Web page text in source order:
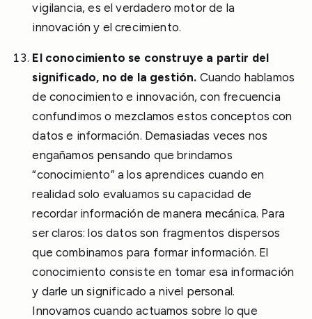
vigilancia, es el verdadero motor de la
innovación y el crecimiento.
El conocimiento se construye a partir del
significado, no de la gestión. Cuando hablamos
de conocimiento e innovación, con frecuencia
confundimos o mezclamos estos conceptos con
datos e información. Demasiadas veces nos
engañamos pensando que brindamos
“conocimiento” a los aprendices cuando en
realidad solo evaluamos su capacidad de
recordar información de manera mecánica. Para
ser claros: los datos son fragmentos dispersos
que combinamos para formar información. El
conocimiento consiste en tomar esa información
y darle un significado a nivel personal.
Innovamos cuando actuamos sobre lo que